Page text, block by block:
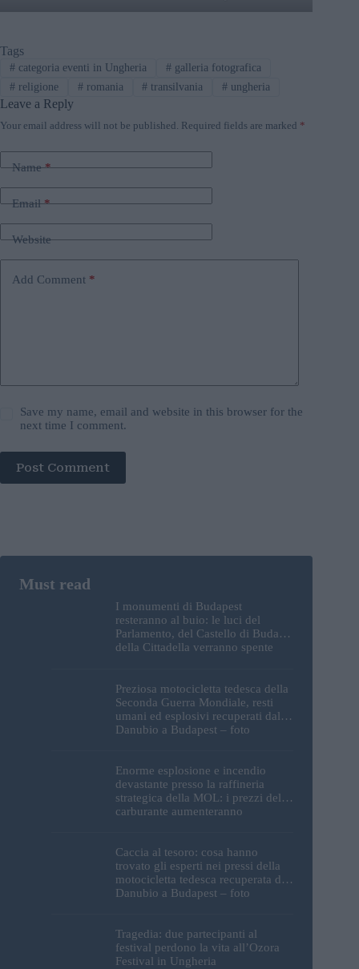
Tags
#categoria eventi in Ungheria #galleria fotografica
#religione #romania # transilvania # ungheria
Leave a Reply
Your email address will not be published. Required fields are marked *
Name*
Email*
Website
Add Comment *
Save my name, email and website in this browser for the
next time I comment.
Post Comment
I monumenti di Budapest
resteranno al buio: le luci del
Parlamento, del Castello di Buda e
della Cittadella verranno spente
Preziosa motocicletta tedesca della
Seconda Guerra Mondiale, resti
umani ed esplosivi recuperati dal
Danubio a Budapest – foto
Enorme esplosione e incendio
devastante presso la raffineria
strategica della MOL: i prezzi del
carburante aumenteranno
Caccia al tesoro: cosa hanno
trovato gli esperti nei pressi della
motocicletta tedesca recuperata dal
Danubio a Budapest – foto
Tragedia: due partecipanti al
festival perdono la vita all’Ozora
Festival in Ungheria